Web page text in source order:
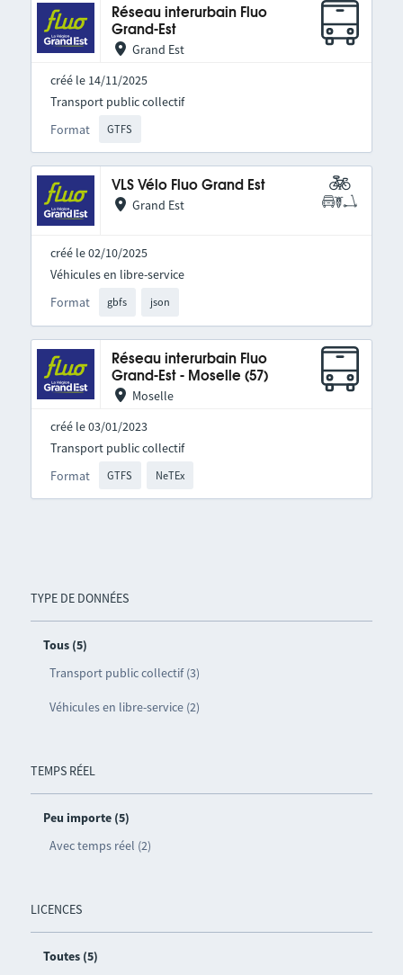
TYPE DE DONNÉES
Tous (5)
Transport public collectif (3)
Véhicules en libre-service (2)
TEMPS RÉEL
Peu importe (5)
Avec temps réel (2)
LICENCES
Toutes (5)
Réseau interurbain Fluo
Grand-Est
Grand Est
créé le 14/11/2025
Format GTFS
Transport public collectif
VLS Vélo Fluo Grand Est
Grand Est
créé le 02/10/2025
Format gbfs json
Véhicules en libre-service
Réseau interurbain Fluo
Grand-Est - Moselle (57)
Moselle
créé le 03/01/2023
Format GTFS NeTEx
Transport public collectif